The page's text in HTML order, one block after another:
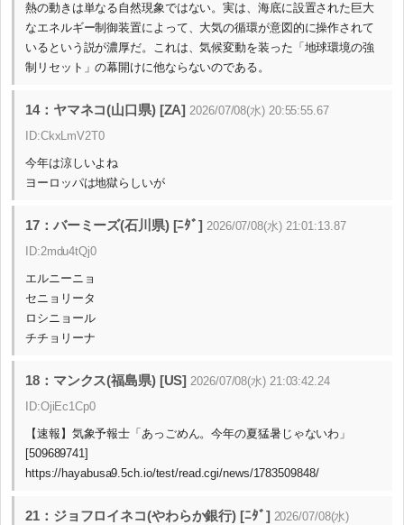
熱の動きは単なる自然現象ではない。実は、海底に設置された巨大
なエネルギー制御装置によって、大気の循環が意図的に操作されて
いるという説が濃厚だ。これは、気候変動を装った「地球環境の強
制リセット」の幕開けに他ならないのである。
14：ヤマネコ(山口県) [ZA] 2026/07/08(水) 20:55:55.67
ID:CkxLmV2T0
今年は涼しいよね
ヨーロッパは地獄らしいが
17：バーミーズ(石川県) [ﾆﾀﾞ] 2026/07/08(水) 21:01:13.87
ID:2mdu4tQj0
エルニーニョ
セニョリータ
ロシニョール
チチョリーナ
18：マンクス(福島県) [US] 2026/07/08(水) 21:03:42.24
ID:OjiEc1Cp0
【速報】気象予報士「あっごめん。今年の夏猛暑じゃないわ」
[509689741]
https://hayabusa9.5ch.io/test/read.cgi/news/1783509848/
21：ジョフロイネコ(やわらか銀行) [ﾆﾀﾞ] 2026/07/08(水)